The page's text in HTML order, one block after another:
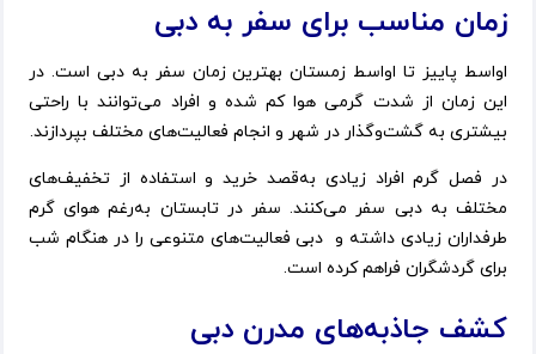
زمان مناسب برای سفر به دبی
اواسط پاییز تا اواسط زمستان بهترین زمان سفر به دبی است. در
این زمان از شدت گرمی هوا کم شده و افراد می‌توانند با راحتی
بیشتری به گشت‌وگذار در شهر و انجام فعالیت‌های مختلف بپردازند.
در فصل گرم افراد زیادی به‌قصد خرید و استفاده از تخفیف‌های
مختلف به دبی سفر می‌کنند. سفر در تابستان به‌رغم هوای گرم
طرفداران زیادی داشته و دبی فعالیت‌های متنوعی را در هنگام شب
برای گردشگران فراهم کرده است.
کشف جاذبه‌های مدرن دبی